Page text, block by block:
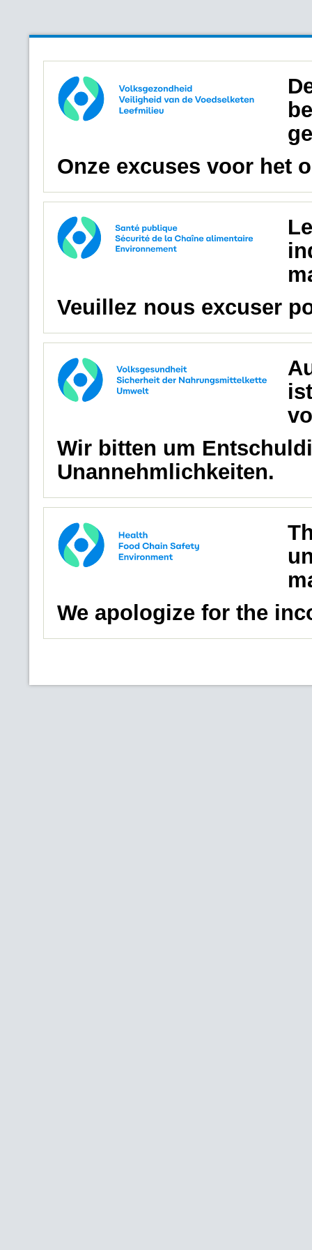
Onze excuses voor het
Veuillez nous excuser
Wir bitten um
Unannehmlichkeiten.
We apologize for the